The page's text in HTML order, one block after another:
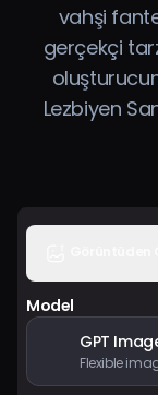
Yapay Zeka
Fiyatlandırma
vahşi
gerçekçi
Lezbiyen
Model
GPT
Flexible